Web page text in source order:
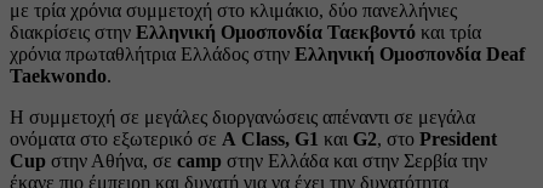
με τρία χρόνια συμμετοχή στο κλιμάκιο, δύο πανελλήνιες
διακρίσεις στην Ελληνική Ομοσπονδία Ταεκβοντό και τρία
χρόνια πρωταθλήτρια Ελλάδος στην Ελληνική Ομοσπονδία Deaf
Taekwondo.
Η συμμετοχή σε μεγάλες διοργανώσεις απέναντι σε μεγάλα
ονόματα στο εξωτερικό σε A Class, G1 και G2, στο President
Cup στην Αθήνα, σε camp στην Ελλάδα και στην Σερβία την
έκανε πιο έμπειρη και δυνατή για να έχει την δυνατότητα